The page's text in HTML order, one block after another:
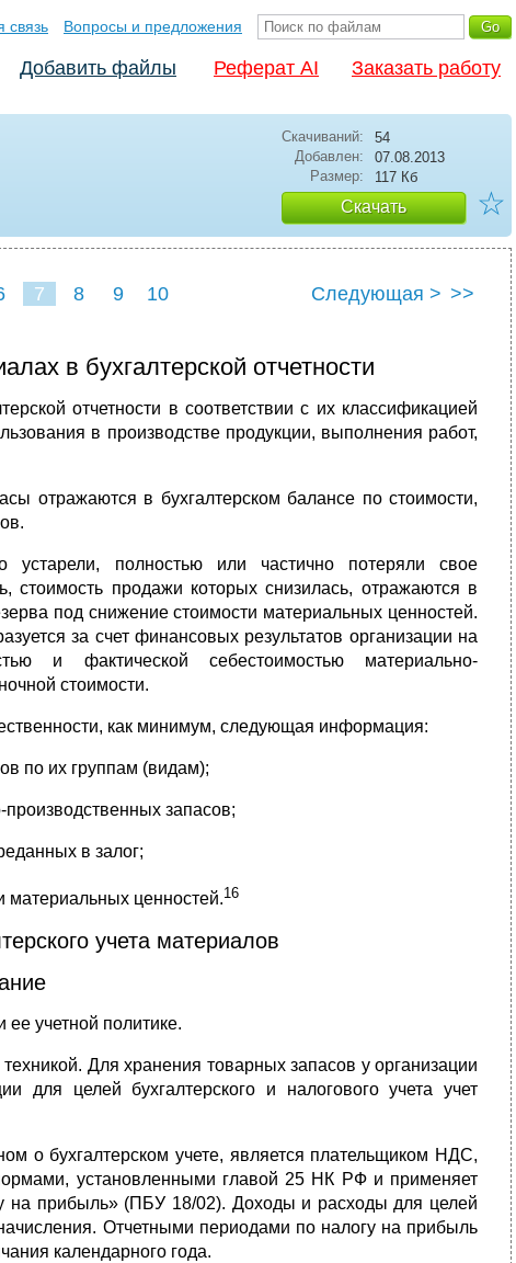
связь Вопросы и предложения
Добавить файлы Реферат AI Заказать работу
Скачиваний:
54
Добавлен:
07.08.2013
Размер:
117 Кб
Скачать ☆
7 8 9 10 Следующая > >>
в бухгалтерской отчетности
отчетности в соответствии с их классификацией
в производстве продукции, выполнения работ,
отражаются в бухгалтерском балансе по стоимости,
устарели, полностью или частично потеряли свое
стоимость продажи которых снизилась, отражаются в
под снижение стоимости материальных ценностей.
за счет финансовых результатов организации на
и фактической себестоимостью материально-
стоимости.
как минимум, следующая информация:
по их группам (видам);
запасов;
в залог;
материальных ценностей.16
учета материалов
учетной политике.
Для хранения товарных запасов у организации
для целей бухгалтерского и налого­вого учета учет
о бухгалтерском учете, является плательщиком НДС,
установленными главой 25 НК РФ и применяет
на прибыль» (ПБУ 18/02). Доходы и расходы для целей
Отчетными перио­дами по налогу на прибыль
календарного года.